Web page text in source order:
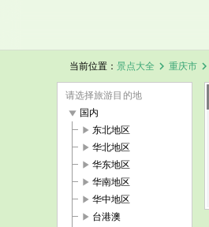
当前位置： 景点大全 chevron_right 重庆市 chevron_right
请选择旅游目的地
play_arrow 国内
play_arrow 东北地区
play_arrow 华北地区
play_arrow 华东地区
play_arrow 华南地区
play_arrow 华中地区
play_arrow 台港澳